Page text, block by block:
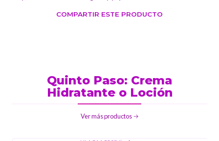
COMPARTIR ESTE PRODUCTO
Quinto Paso: Crema
Hidratante o Loción
Ver más productos